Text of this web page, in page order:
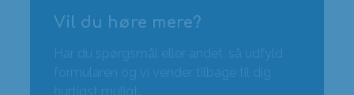
Vil du høre mere?
Har du spørgsmål eller andet, så udfyld
formularen og vi vender tilbage til dig
hurtigst muligt.